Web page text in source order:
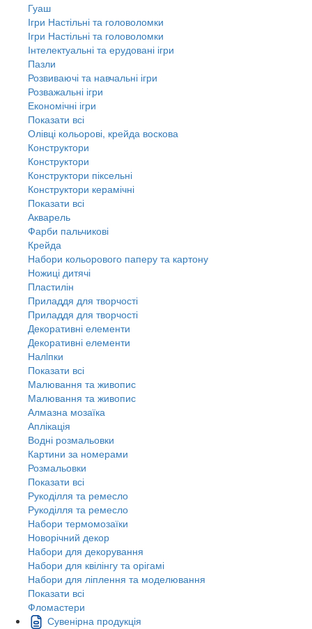
Гуаш
Ігри Настільні та головоломки
Ігри Настільні та головоломки
Інтелектуальні та ерудовані ігри
Пазли
Розвиваючі та навчальні ігри
Розважальні ігри
Економічні ігри
Показати всі
Олівці кольорові, крейда воскова
Конструктори
Конструктори
Конструктори піксельні
Конструктори керамічні
Показати всі
Акварель
Фарби пальчикові
Крейда
Набори кольорового паперу та картону
Ножиці дитячі
Пластилін
Приладдя для творчості
Приладдя для творчості
Декоративні елементи
Декоративні елементи
Налiпки
Показати всі
Малювання та живопис
Малювання та живопис
Алмазна мозаїка
Аплікація
Водні розмальовки
Картини за номерами
Розмальовки
Показати всі
Рукоділля та ремесло
Рукоділля та ремесло
Набори термомозаїки
Новорічний декор
Набори для декорування
Набори для квілінгу та орігамі
Набори для ліплення та моделювання
Показати всі
Фломастери
Сувенірна продукція